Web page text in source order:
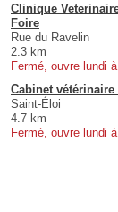
Clinique
Foire
Rue du Ravelin
2.3 km
Fermé, ouvre lundi
Cabinet vétérinaire
Saint-Éloi
4.7 km
Fermé, ouvre lundi